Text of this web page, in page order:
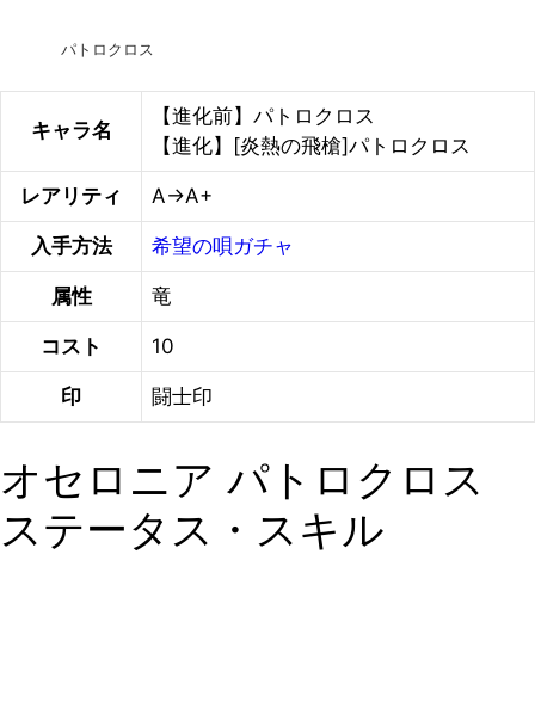
パトロクロス
キャラ名
【進化前】パトロクロス
【進化】[炎熱の飛槍]パトロクロス
レアリティ A→A+
入手方法 希望の唄ガチャ
属性 竜
コスト 10
印 闘士印
オセロニア パトロクロス
ステータス・スキル